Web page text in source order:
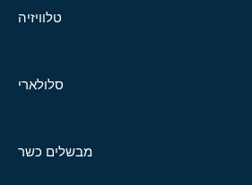
טלוויזיה
סלולארי
מבשלים כשר